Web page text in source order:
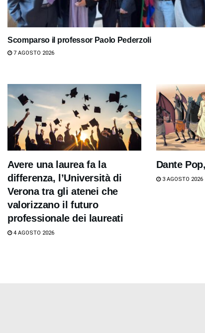
Scomparso il professor Paolo Pederzoli
7 AGOSTO 2026
Avere una laurea fa la
differenza, l’Università di
Verona tra gli atenei che
valorizzano il futuro
professionale dei laureati
4 AGOSTO 2026
Dante
3 AGOSTO 2026